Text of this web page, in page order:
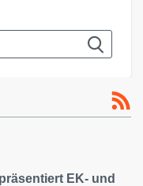
EK- und